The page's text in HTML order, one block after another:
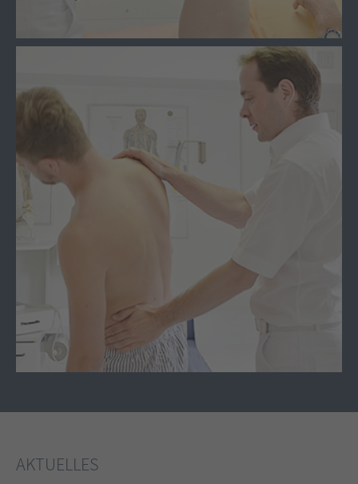
AKTUELLES